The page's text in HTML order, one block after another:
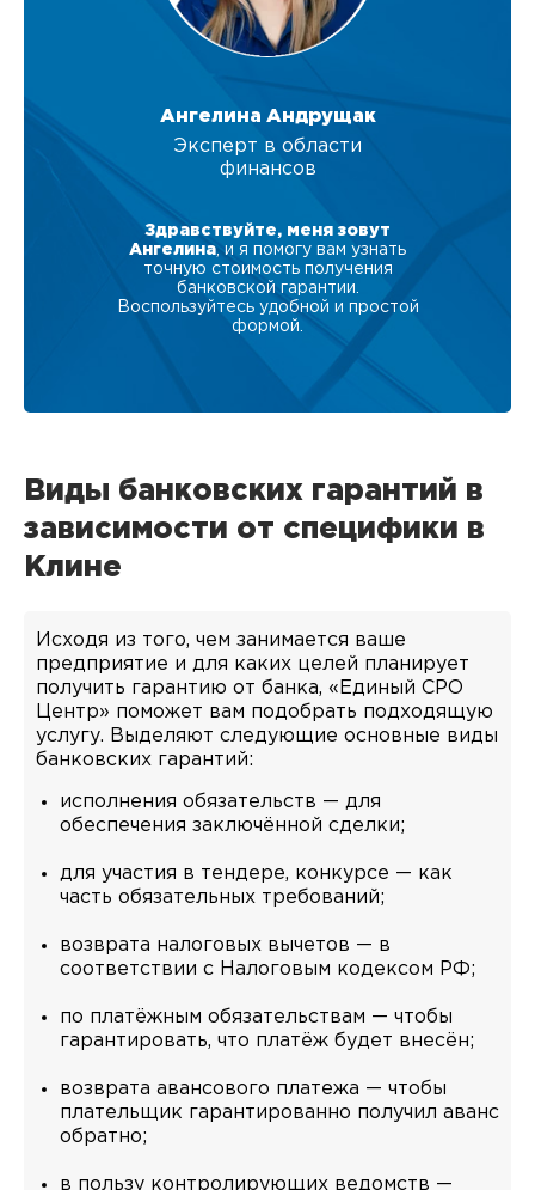
Ангелина Андрущак
Эксперт в области
финансов
Здравствуйте, меня зовут
Ангелина, и я помогу вам узнать
точную стоимость получения
банковской гарантии.
Воспользуйтесь удобной и простой
формой.
Виды банковских гарантий в
зависимости от специфики в
Клине
Исходя из того, чем занимается ваше
предприятие и для каких целей планирует
получить гарантию от банка, «Единый СРО
Центр» поможет вам подобрать подходящую
услугу. Выделяют следующие основные виды
банковских гарантий:
исполнения обязательств — для
обеспечения заключённой сделки;
для участия в тендере, конкурсе — как
часть обязательных требований;
возврата налоговых вычетов — в
соответствии с Налоговым кодексом РФ;
по платёжным обязательствам — чтобы
гарантировать, что платёж будет внесён;
возврата авансового платежа — чтобы
плательщик гарантированно получил аванс
обратно;
в пользу контролирующих ведомств —